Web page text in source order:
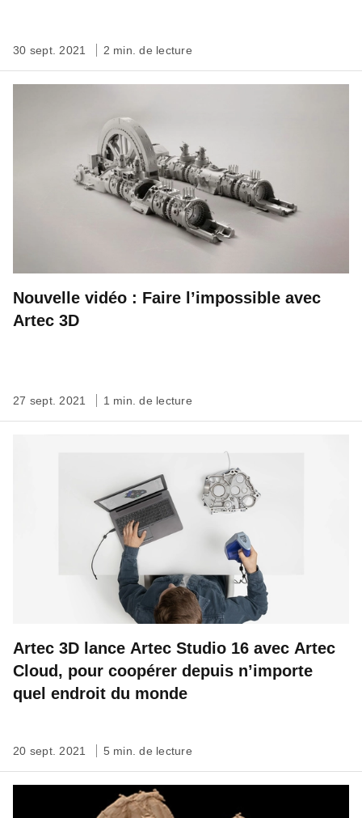
30 sept. 2021 2 min. de lecture
Nouvelle vidéo : Faire l’impossible avec
Artec 3D
27 sept. 2021 1 min. de lecture
Artec 3D lance Artec Studio 16 avec Artec
Cloud, pour coopérer depuis n’importe
quel endroit du monde
20 sept. 2021 5 min. de lecture